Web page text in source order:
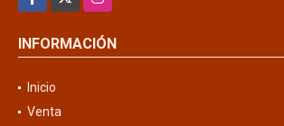
INFORMACIÓN
Inicio
Venta